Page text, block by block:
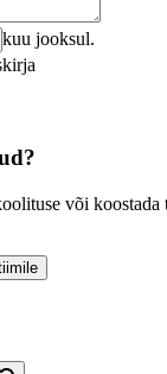
kuu jooksul.
või